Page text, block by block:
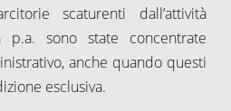
scaturenti dall’attività
p.a. sono state concentrate
anche quando questi
esclusiva.